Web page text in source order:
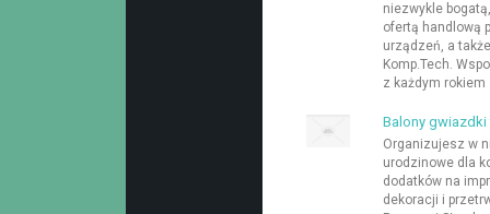
niezwykle
ofertą handlową
urządzeń, a
Komp.Tech.
z każdym
Balony gwiazdki
Organizujesz w
urodzinowe dla
dodatków na
dekoracji i